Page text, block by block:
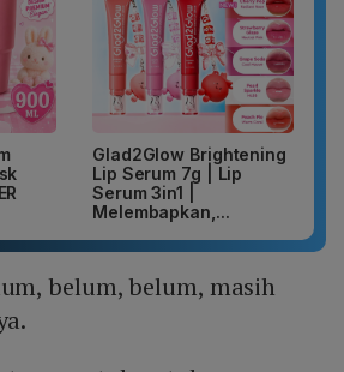
Glad2Glow Brightening
Lip Serum 7g | Lip
Serum 3in1 |
Melembapkan,...
belum, belum, masih